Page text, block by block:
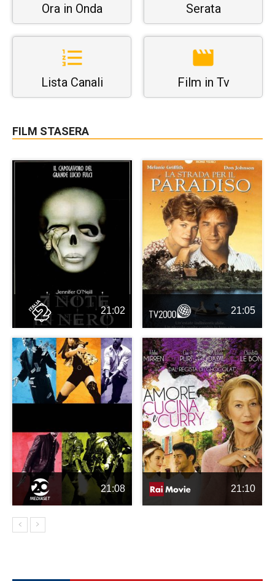
Ora in Onda Serata
Lista Canali Film in Tv
FILM STASERA
21:02 21:05
21:08 21:10